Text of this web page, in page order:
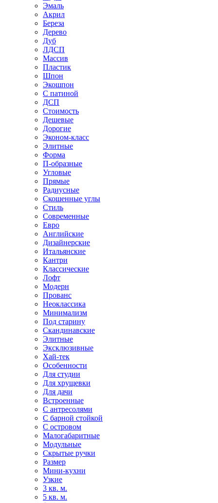
Эмаль
Акрил
Береза
Дерево
Дуб
ЛДСП
Массив
Пластик
Шпон
Экошпон
С патиной
ДСП
Стоимость
Дешевые
Дорогие
Эконом-класс
Элитные
Форма
П-образные
Угловые
Прямые
Радиусные
Скошенные углы
Стиль
Современные
Евро
Английские
Дизайнерские
Итальянские
Кантри
Классические
Лофт
Модерн
Прованс
Неоклассика
Минимализм
Под старину
Скандинавские
Элитные
Эксклюзивные
Хай-тек
Особенности
Для студии
Для хрущевки
Для дачи
Встроенные
С антресолями
С барной стойкой
С островом
Малогабаритные
Модульные
Скрытые ручки
Размер
Мини-кухни
Узкие
3 кв. м.
5 кв. м.